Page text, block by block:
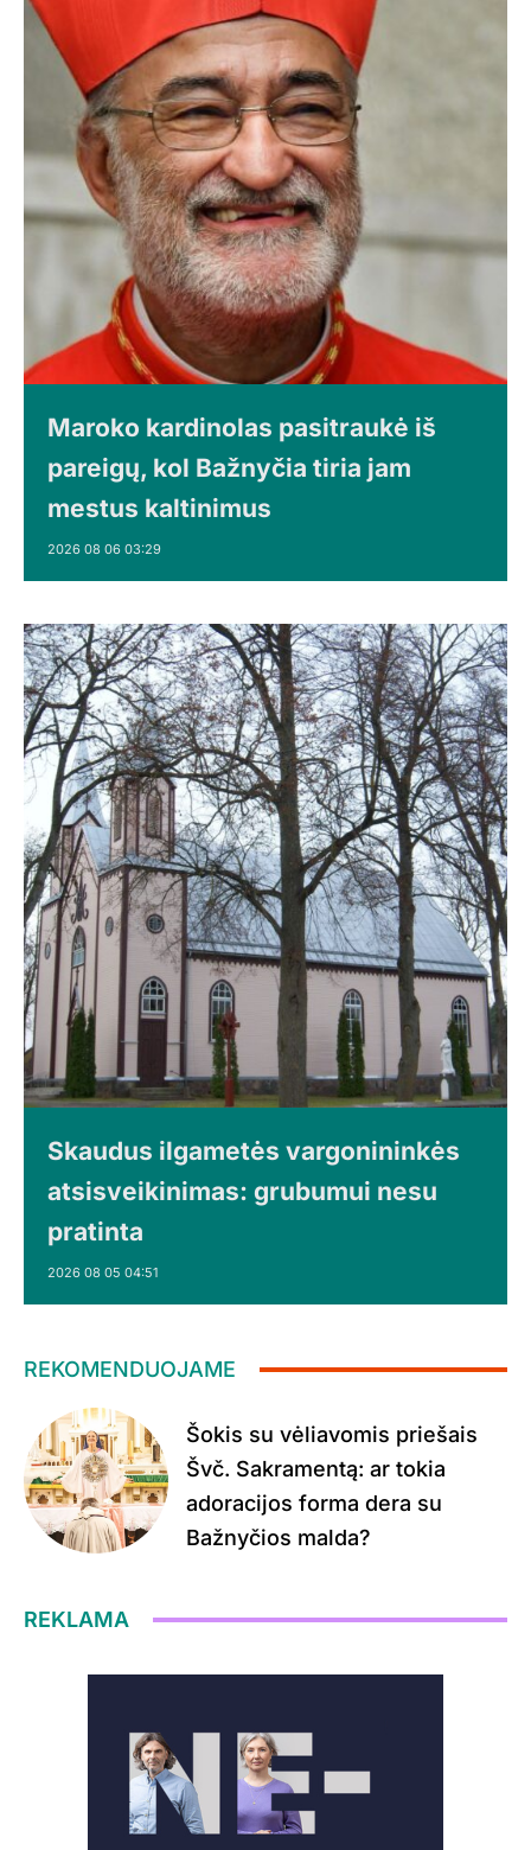
Maroko kardinolas pasitraukė iš
pareigų, kol Bažnyčia tiria jam
mestus kaltinimus
2026 08 06 03:29
Skaudus ilgametės vargonininkės
atsisveikinimas: grubumui nesu
pratinta
2026 08 05 04:51
REKOMENDUOJAME
Šokis su vėliavomis priešais
Švč. Sakramentą: ar tokia
adoracijos forma dera su
Bažnyčios malda?
REKLAMA